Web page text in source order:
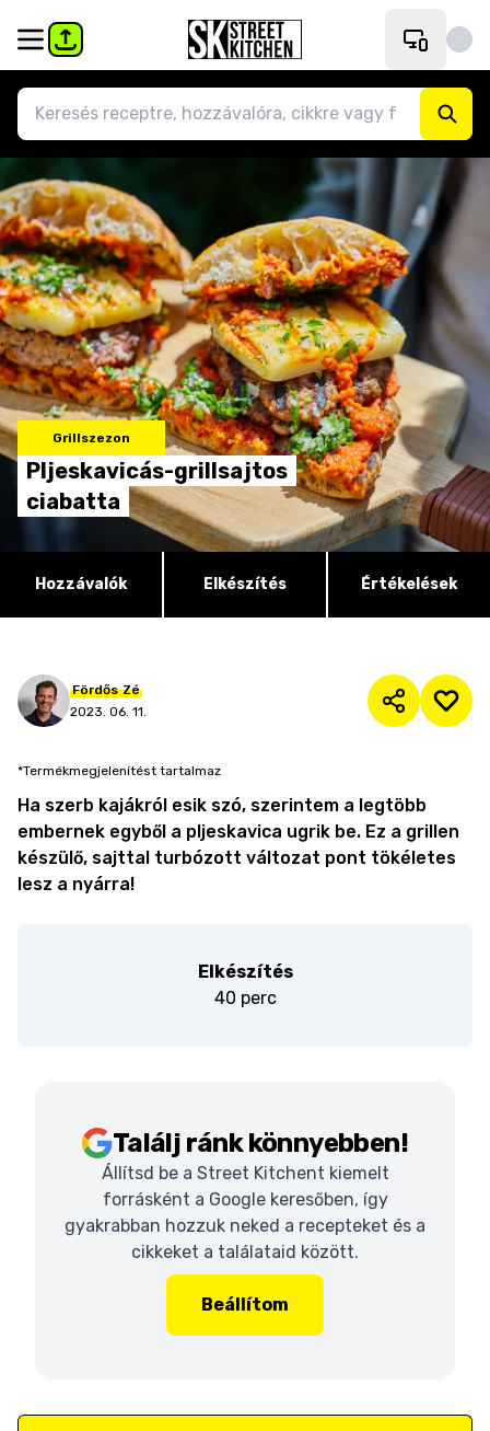
Grillszezon
Pljeskavicás-grillsajtos
ciabatta
Hozzávalók Elkészítés Értékelések
Fördős Zé
2023. 06. 11.
*Termékmegjelenítést tartalmaz
Ha szerb kajákról esik szó, szerintem a legtöbb
embernek egyből a pljeskavica ugrik be. Ez a grillen
készülő, sajttal turbózott változat pont tökéletes
lesz a nyárra!
Elkészítés
40 perc
Találj ránk könnyebben!
Állítsd be a Street Kitchent kiemelt
forrásként a Google keresőben, így
gyakrabban hozzuk neked a recepteket és a
cikkeket a találataid között.
Beállítom